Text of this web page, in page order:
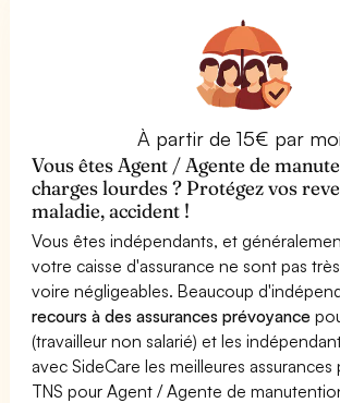
À partir de 15€ par
Vous êtes Agent / Agente de
charges lourdes ? Protégez vos
maladie, accident !
Vous êtes indépendants, et
votre caisse d'assurance ne sont pas
voire négligeables. Beaucoup
recours à des assurances prévoyance
(travailleur non salarié) et les
avec SideCare les meilleures
TNS pour Agent / Agente de